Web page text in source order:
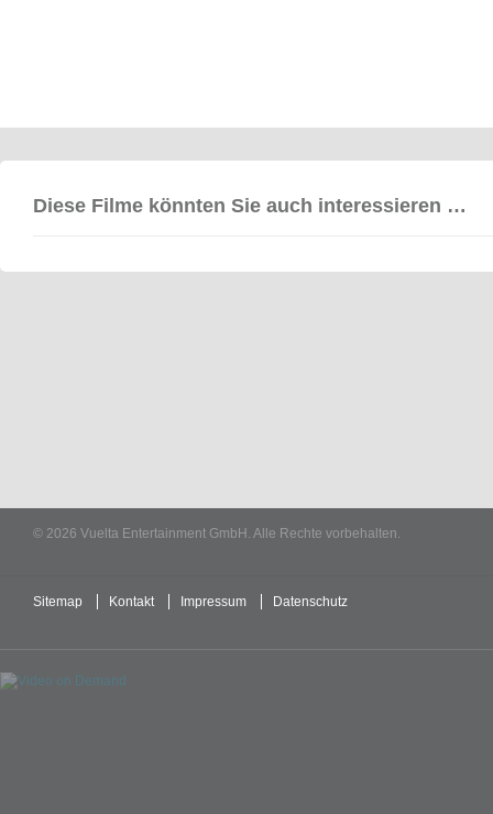
Diese Filme könnten Sie auch interessieren …
© 2026 Vuelta Entertainment GmbH. Alle Rechte vorbehalten.
Sitemap Kontakt Impressum Datenschutz